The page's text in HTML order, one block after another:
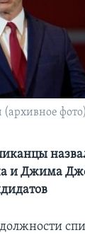
фото)
и Джима